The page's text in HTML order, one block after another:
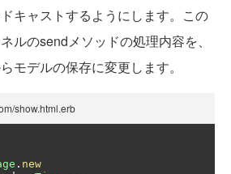
キャストするようにします。この
ルのsendメソッドの処理内容を、
モデルの保存に変更します。
show.html.erb
. new